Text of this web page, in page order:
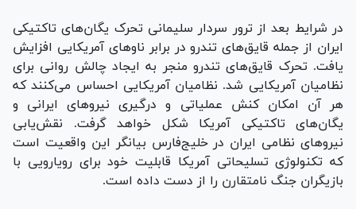
در شرایط بعد از ترور سردار سلیمانی تحرک یگان‌های تاکتیکی
ایران از جمله قایق‌های تندرو در برابر ناو‌های آمریکایی افزایش
یافت. تحرک قایق‌های تندرو منجر به ایجاد چالش روانی برای
نظامیان آمریکایی شد. نظامیان آمریکایی احساس می‌کنند که
هر آن امکان کنش عملیاتی و درگیری نیرو‌های ایرانی و
یگان‌های تاکتیکی آمریکا شکل خواهد گرفت. نقش‌یابی
نیرو‌های نظامی ایران در خلیج‌فارس بیانگر این واقعیت است
که تکنولوژی تسلیحاتی آمریکا قابلیت خود برای رویارویی با
بازیگران جنگ نامتقارن را از دست داده است.